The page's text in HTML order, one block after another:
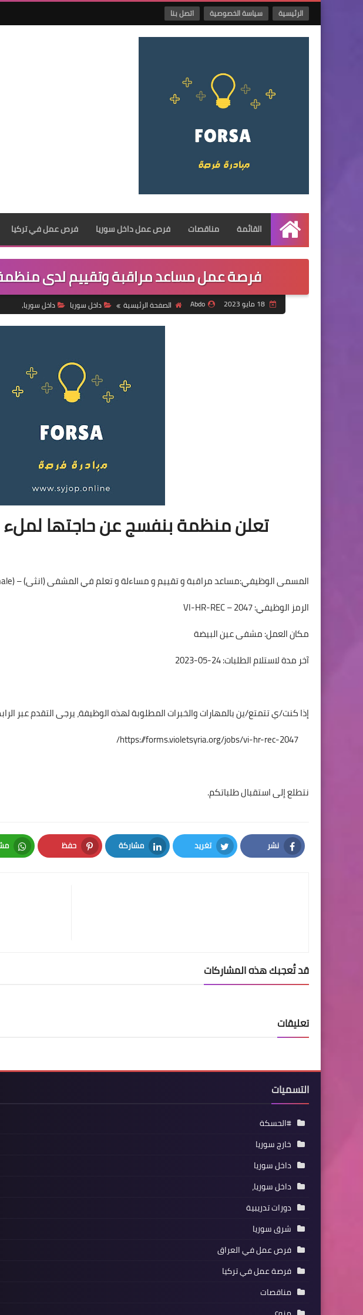
الرئيسية سياسة الخصوصية اتصل بنا
الرئيسية
القائمة مناقصات فرص عمل داخل سوريا فرص عمل في تركيا
فرصة عمل مساعد مراقبة وتقييم لدى
18 مايو 2023 Abdo الصفحة الرئيسية داخل سوريا داخل سوريا،
تعلن منظمة بنفسج عن حاجتها لملء
المسمى الوظيفي:مساعد مراقبة و تقييم و مساءلة و تعلم في المشفى (انثى) – (Female) SRH- MEAL Assistant
الرمز الوظيفي: VI-HR-REC – 2047
مكان العمل: مشفى عين البيضة
آخر مدة لاستلام الطلبات: 24-05-2023
إذا كنت/ي تتمتع/ين بالمهارات والخبرات المطلوبة لهذه الوظيفة، يرجى التقدم عبر
https://forms.violetsyria.org/jobs/vi-hr-rec-2047/
نتطلع إلى استقبال طلباتكم.
نشر
Facebook
تغريد
Twitter
مشاركة
LinkedIn
حفظ
Pinterest
قد تُعجبك هذه المشاركات
تعليقات
التسميات
#الحسكة
خارج سوريا
داخل سوريا
داخل سوريا،
دورات تدريبية
شرق سوريا
فرص عمل في العراق
فرصة عمل في تركيا
مناقصات